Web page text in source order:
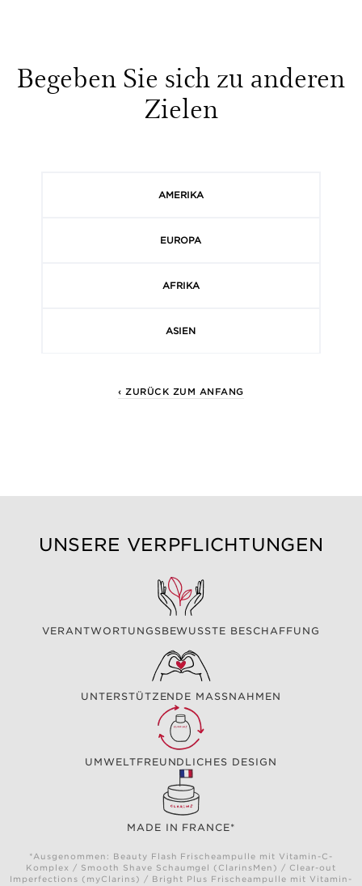
Begeben Sie sich zu anderen
Zielen
AMERIKA
EUROPA
AFRIKA
ASIEN
‹ ZURÜCK ZUM ANFANG
UNSERE VERPFLICHTUNGEN
VERANTWORTUNGSBEWUSSTE BESCHAFFUNG
UNTERSTÜTZENDE MASSNAHMEN
UMWELTFREUNDLICHES DESIGN
MADE IN FRANCE*
*Ausgenommen: Beauty Flash Frischeampulle mit Vitamin-C-
Komplex / Smooth Shave Schaumgel (ClarinsMen) / Clear-out
Imperfections (myClarins) / Bright Plus Frischeampulle mit Vitamin-